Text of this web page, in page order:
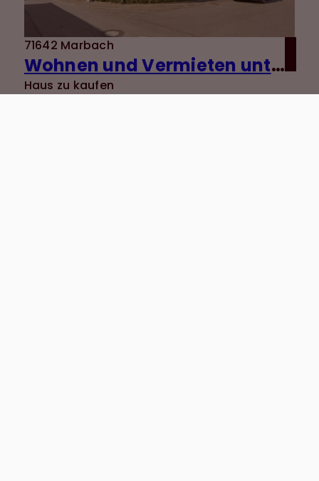
71642 Marbach
Wohnen und Vermieten unter einem Dach - gepflegtes 3-Familienhaus in ruhiger Lage von Marbach
Haus zu kaufen